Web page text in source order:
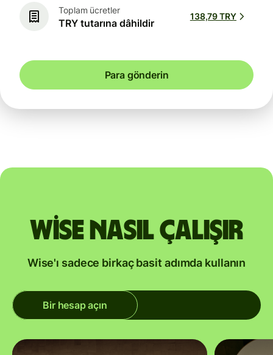
Toplam ücretler
TRY tutarına dâhildir
138,79 TRY
Para gönderin
Wise nasıl çalışır
Wise'ı sadece birkaç basit adımda kullanın
Bir hesap açın